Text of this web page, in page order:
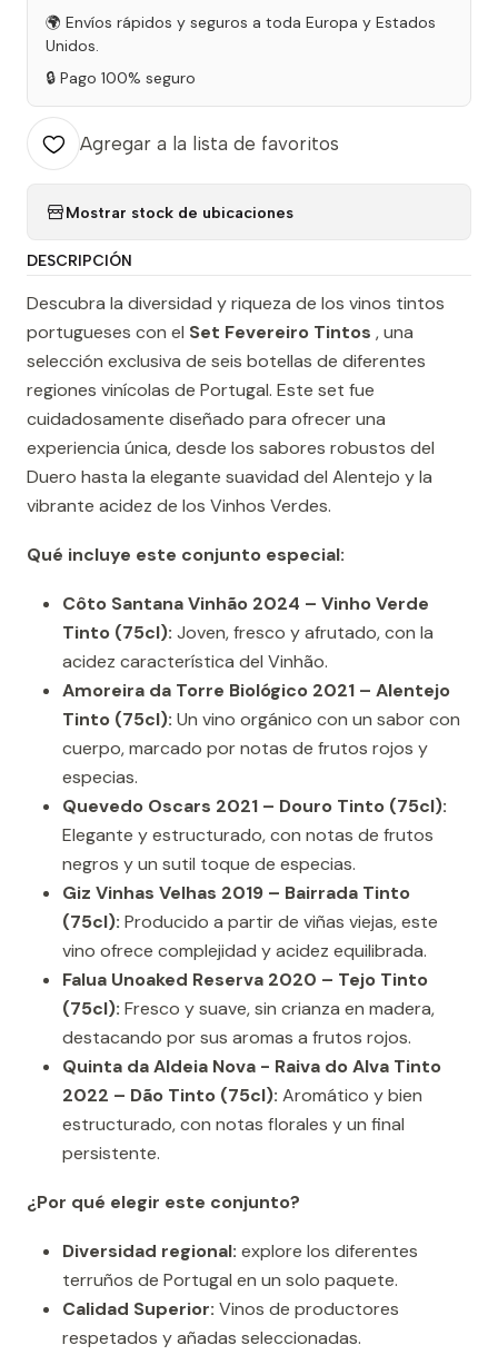
🌍 Envíos rápidos y seguros a toda Europa y Estados
Unidos.
🔒 Pago 100% seguro
Agregar a la lista de favoritos
Mostrar stock de ubicaciones
DESCRIPCIÓN
Descubra la diversidad y riqueza de los vinos tintos
portugueses con el Set Fevereiro Tintos , una
selección exclusiva de seis botellas de diferentes
regiones vinícolas de Portugal. Este set fue
cuidadosamente diseñado para ofrecer una
experiencia única, desde los sabores robustos del
Duero hasta la elegante suavidad del Alentejo y la
vibrante acidez de los Vinhos Verdes.
Qué incluye este conjunto especial:
Côto Santana Vinhão 2024 – Vinho Verde
Tinto (75cl): Joven, fresco y afrutado, con la
acidez característica del Vinhão.
Amoreira da Torre Biológico 2021 – Alentejo
Tinto (75cl): Un vino orgánico con un sabor con
cuerpo, marcado por notas de frutos rojos y
especias.
Quevedo Oscars 2021 – Douro Tinto (75cl):
Elegante y estructurado, con notas de frutos
negros y un sutil toque de especias.
Giz Vinhas Velhas 2019 – Bairrada Tinto
(75cl): Producido a partir de viñas viejas, este
vino ofrece complejidad y acidez equilibrada.
Falua Unoaked Reserva 2020 – Tejo Tinto
(75cl): Fresco y suave, sin crianza en madera,
destacando por sus aromas a frutos rojos.
Quinta da Aldeia Nova - Raiva do Alva Tinto
2022 – Dão Tinto (75cl): Aromático y bien
estructurado, con notas florales y un final
persistente.
¿Por qué elegir este conjunto?
Diversidad regional: explore los diferentes
terruños de Portugal en un solo paquete.
Calidad Superior: Vinos de productores
respetados y añadas seleccionadas.